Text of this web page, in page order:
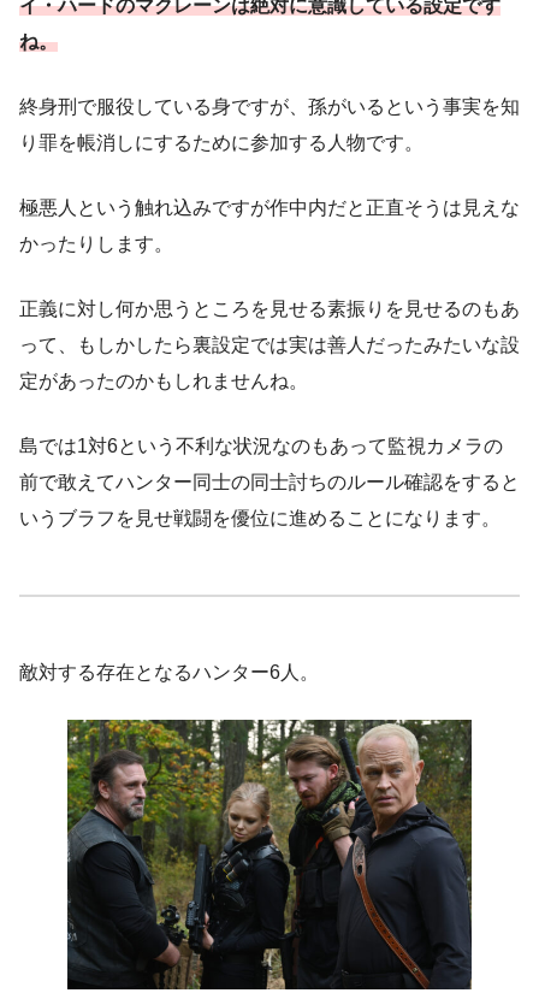
イ・ハードのマクレーンは絶対に意識している設定です
ね。
終身刑で服役している身ですが、孫がいるという事実を知
り罪を帳消しにするために参加する人物です。
極悪人という触れ込みですが作中内だと正直そうは見えな
かったりします。
正義に対し何か思うところを見せる素振りを見せるのもあ
って、もしかしたら裏設定では実は善人だったみたいな設
定があったのかもしれませんね。
島では1対6という不利な状況なのもあって監視カメラの
前で敢えてハンター同士の同士討ちのルール確認をすると
いうブラフを見せ戦闘を優位に進めることになります。
敵対する存在となるハンター6人。